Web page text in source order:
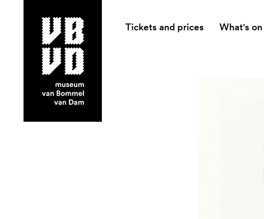
museum van Bommel van Dam
Tickets and prices What's on